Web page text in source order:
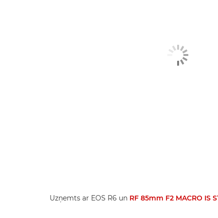
Uzņemts ar EOS R6 un RF 85mm F2 MACRO IS